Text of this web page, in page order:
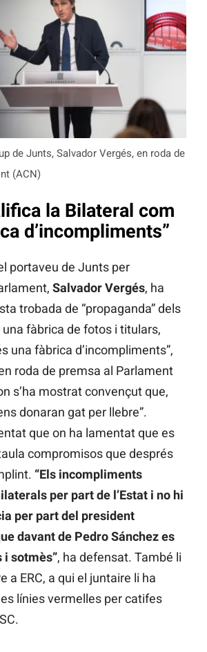
de Junts, Salvador Vergés, en roda de
(ACN)
la Bilateral com
d’incompliments”
portaveu de Junts per
Salvador Vergés, ha
trobada de “propaganda” dels
una fàbrica de fotos i titulars,
una fàbrica d’incompliments”,
roda de premsa al Parlament
s’ha mostrat convençut que,
donaran gat per llebre”.
que on ha lamentat que es
compromisos que després
“Els incompliments
per part de l’Estat i no hi
per part del president
davant de Pedro Sánchez es
i sotmès”, ha defensat. També li
a ERC, a qui el juntaire li ha
línies vermelles per catifes